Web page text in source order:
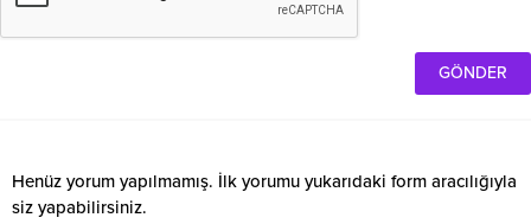
Henüz yorum yapılmamış. İlk yorumu yukarıdaki form aracılığıyla
siz yapabilirsiniz.